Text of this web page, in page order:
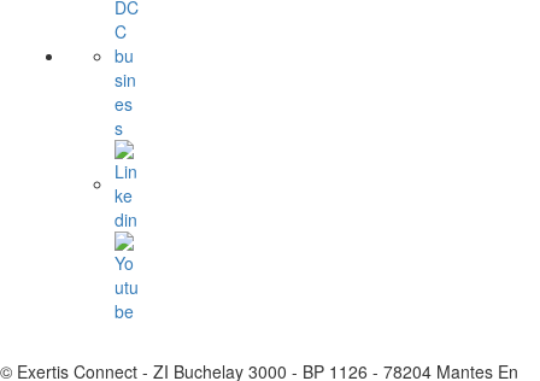
© Exertis Connect - ZI Buchelay 3000 - BP 1126 - 78204 Mantes En